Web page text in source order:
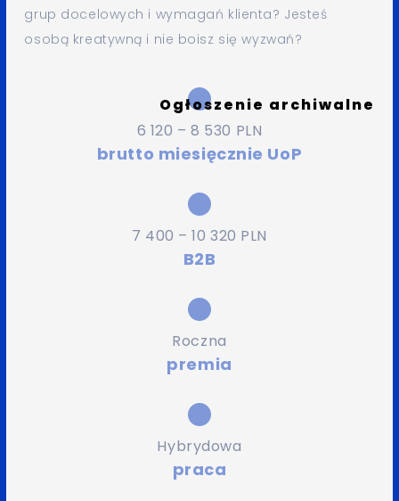
Ogłoszenie archiwalne
grup docelowych i wymagań klienta? Jesteś
osobą kreatywną i nie boisz się wyzwań?
6 120 – 8 530 PLN
brutto miesięcznie UoP
7 400 – 10 320 PLN
B2B
Roczna
premia
Hybrydowa
praca